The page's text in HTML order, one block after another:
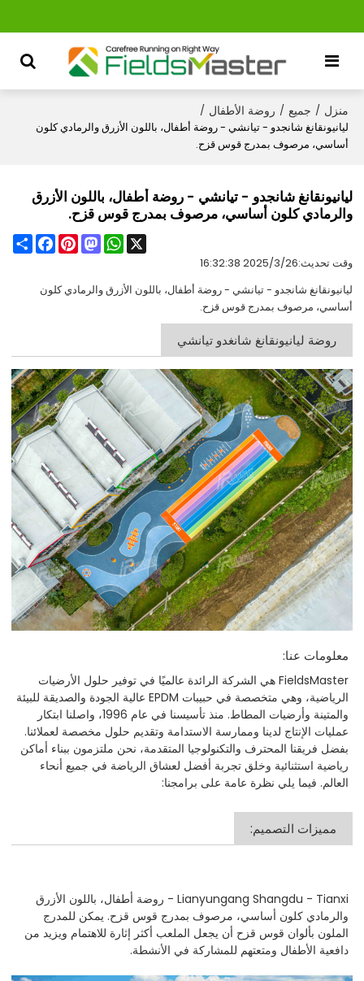
منزل / جميع / روضة الأطفال /
ليانيونقانغ شانجدو - تيانشي - روضة أطفال، باللون الأزرق والرمادي كلون
أساسي، مرصوف بمدرج قوس قزح.
ليانيونقانغ شانجدو - تيانشي - روضة أطفال، باللون الأزرق
والرمادي كلون أساسي، مرصوف بمدرج قوس قزح.
Share
FacebookPinterest
Mastodon
WhatsApp
X
وقت تحديث:2025/3/26 16:32:38
ليانيونقانغ شانجدو - تيانشي - روضة أطفال، باللون الأزرق والرمادي كلون
أساسي، مرصوف بمدرج قوس قزح.
روضة ليانيونقانغ شانغدو تيانشي
معلومات عنا:
FieldsMaster هي الشركة الرائدة عالميًا في توفير حلول الأرضيات
الرياضية، وهي متخصصة في حبيبات EPDM عالية الجودة والصديقة للبيئة
والمتينة وأرضيات المطاط. منذ تأسيسنا في عام 1996، واصلنا ابتكار
عمليات الإنتاج لدينا وممارسة الاستدامة وتقديم حلول مخصصة لعملائنا.
بفضل فريقنا المحترف والتكنولوجيا المتقدمة، نحن ملتزمون ببناء أماكن
رياضية استثنائية وخلق تجربة أفضل لعشاق الرياضة في جميع أنحاء
العالم. فيما يلي نظرة عامة على برامجنا:
مميزات التصميم:
Lianyungang Shangdu - Tianxi - روضة أطفال، باللون الأزرق
والرمادي كلون أساسي، مرصوف بمدرج قوس قزح. يمكن للمدرج
الملون بألوان قوس قزح أن يجعل الملعب أكثر إثارة للاهتمام ويزيد من
دافعية الأطفال ومتعتهم للمشاركة في الأنشطة.